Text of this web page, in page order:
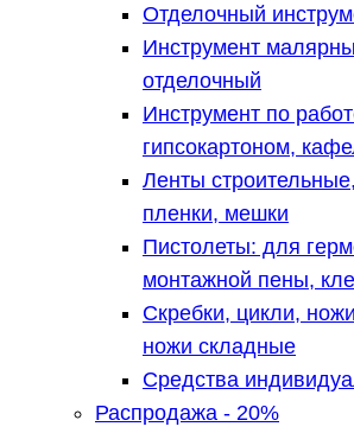
Отделочный
Инструмент
отделочный
Инструмент по
гипсокартоном,
Ленты
пленки, мешки
Пистолеты: для
монтажной пены,
Скребки, цикли,
ножи складные
Средства
Распродажа - 20%